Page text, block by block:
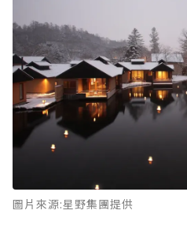
圖片來源:星野集團提供